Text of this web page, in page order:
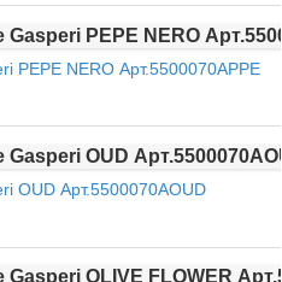
PEPE NERO Арт.5500070APPE
OUD Арт.5500070AOUD